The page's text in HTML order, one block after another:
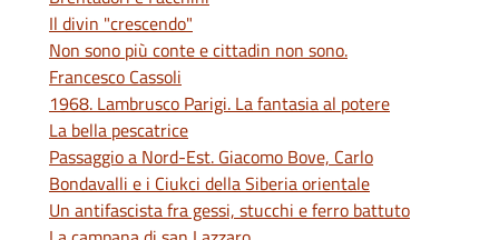
Il divin "crescendo"
Non sono più conte e cittadin non sono.
Francesco Cassoli
1968. Lambrusco Parigi. La fantasia al potere
La bella pescatrice
Passaggio a Nord-Est. Giacomo Bove, Carlo
Bondavalli e i Ciukci della Siberia orientale
Un antifascista fra gessi, stucchi e ferro battuto